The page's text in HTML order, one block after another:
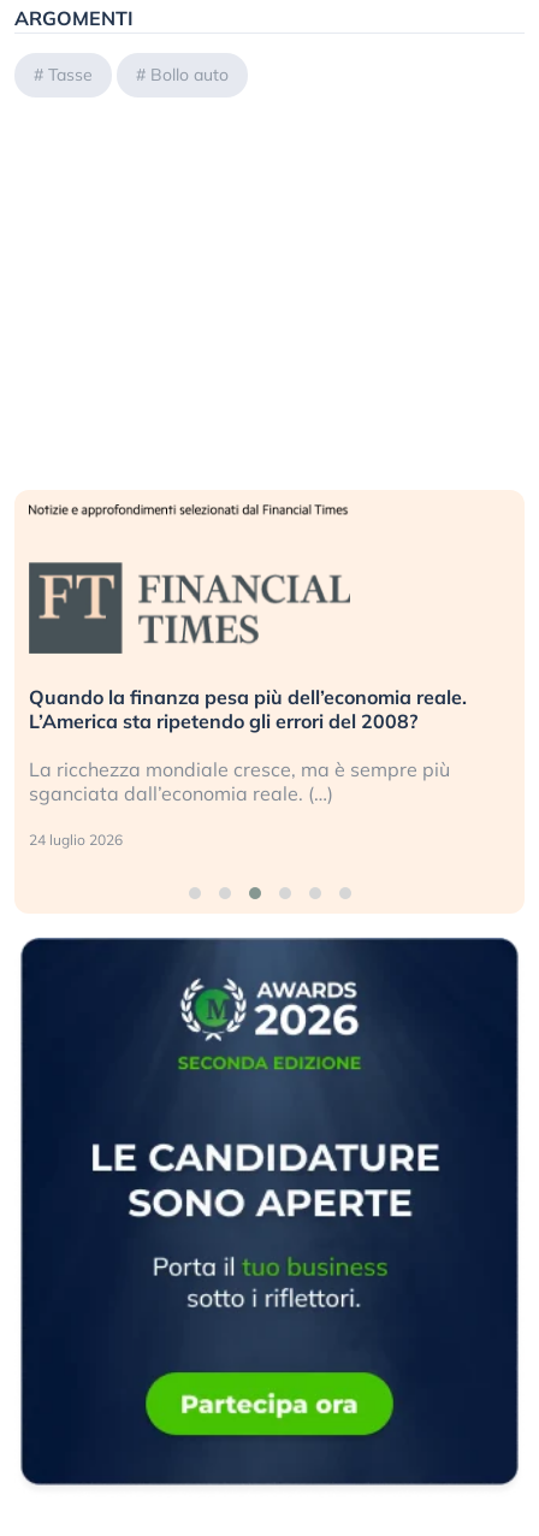
ARGOMENTI
# Tasse # Bollo auto
Quando la finanza pesa più dell’economia reale.
L’America sta ripetendo gli errori del 2008?
La ricchezza mondiale cresce, ma è sempre più
sganciata dall’economia reale. (…)
24 luglio 2026